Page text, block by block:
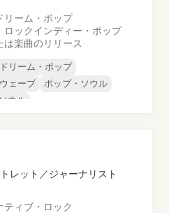
リーム・ポップ
ロックインディー・ポップ
は楽曲のリリース
ドリーム・ポップ
ェーブ
ポップ・ソウル
ソウル
レット／ジャーナリスト
ティブ・ロック